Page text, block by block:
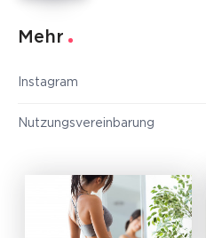
Mehr
Instagram
Nutzungsvereinbarung